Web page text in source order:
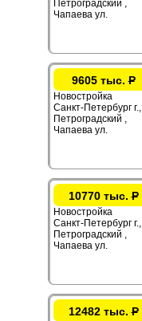
Петроградский ,
Чапаева ул.
9605 тыс.Р
Новостройка
Санкт-Петербург г.,
Петроградский ,
Чапаева ул.
10770 тыс.Р
Новостройка
Санкт-Петербург г.,
Петроградский ,
Чапаева ул.
12482 тыс.Р